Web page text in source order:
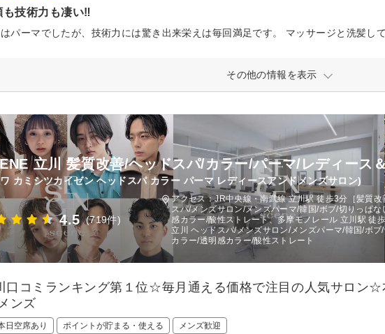
も技術力も凄い‼︎
その他の情報を表示
立川 髪質改善/ヘッドスパ/カラー/パーマ/レディース
カミシツカイゼン ヘッドスパ カラー パーマ レディースアンドメンズサロン)
4.5 (719件)
アクセス：JR中央線・南武線 立川駅 徒歩3分［髪質
スパ/メンズサロン/メンズパーマ/韓国/ボブ/切りっぱ
感カラー/酸性ストレート、多摩モノレール 立川駅 徒
立川 ヘッドスパ/メンズサロン/メンズパーマ/韓国/ボ
カラー/透明感カラー/酸性ストレート
口コミランキング第１位☆毎月通える価格で注目の人気サロン☆
ンズ
日空席あり ポイントが貯まる・使える メンズ歓迎